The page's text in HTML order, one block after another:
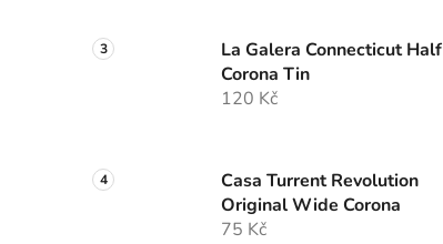
La Galera Connecticut Half
Corona Tin
120 Kč
Casa Turrent Revolution
Original Wide Corona
75 Kč